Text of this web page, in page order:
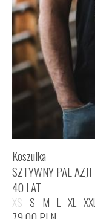
Koszulka
SZTYWNY PAL AZJI
40 LAT
XS S M L XL XXL